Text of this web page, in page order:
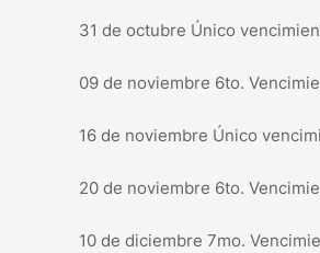
31 de octubre Único
09 de noviembre 6to.
16 de noviembre Único
20 de noviembre 6to.
10 de diciembre 7mo.